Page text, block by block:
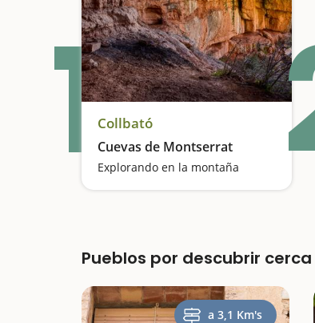
1Collbató
Cuevas de Montserrat
Explorando en la montaña
Pueblos por descubrir
a 3,1 Km's